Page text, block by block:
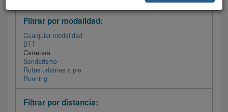
Filtrar por modalidad:
Cualquier modalidad
BTT
Carretera
Senderismo
Rutas urbanas a pie
Running
Filtrar por distancia: